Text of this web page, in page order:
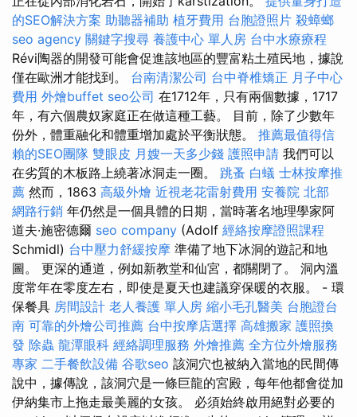
的SEO解決方案 助聽器補助 植牙費用 台胞證照片 殺蟑螂
seo agency 關鍵字搜尋 養護中心 單人房 台中水療療程
Révi陶器的開發可能會促進該地區的豐富粘土殖民地，據說
僅在歐洲才能找到。 台南清潔公司 台中脊椎矯正 月子中心
費用 外燴buffet seo公司 在1712年，只有兩個數據，1717
年，有六個農奴家庭正在做這種工藝。 目前，除了少數年
份外，體重融化和體重增加處於平衡狀態。 推薦最值得信
賴的SEO團隊 雙眼皮 月嫂一天多少錢 護照申請 我們可以
在劣質的木板路上繞著冰洞走一圈。 跳蚤 白蟻 士林按摩推
薦 然而，1863 高級外燴 近視老花雷射費用 安養院 北部
網路行銷 年仍然是一個具體的日期，當時著名地理學家阿
道夫·施密德爾 seo company (Adolf 經絡按摩證照課程
Schmidl) 台中壓力舒緩按摩 準備了地下冰洞的遊記和地
圖。 更深的通道，例如新教堂和仙宮，都關閉了。 洞內溫
度常年在零度左右，即使是夏天也建議穿保暖的衣服。 - 環
保餐具 房間設計 老人養護 單人房 縮小毛孔醫美 台胞證台
南 可靠的外燴公司推薦 台中按摩店選擇 高雄搬家 護照換
發 除蟲 龍潭眼科 經絡調理服務 外燴推薦 全方位外燴服務
專家 二手餐飲設備 谷歌seo 該洞穴也被納入當地的民間傳
說中，據傳說，該洞穴是一條巨龍的宮殿，每年他都會從加
伊納集市上拖走最美麗的女孩。 必須始終啟用絕對必要的